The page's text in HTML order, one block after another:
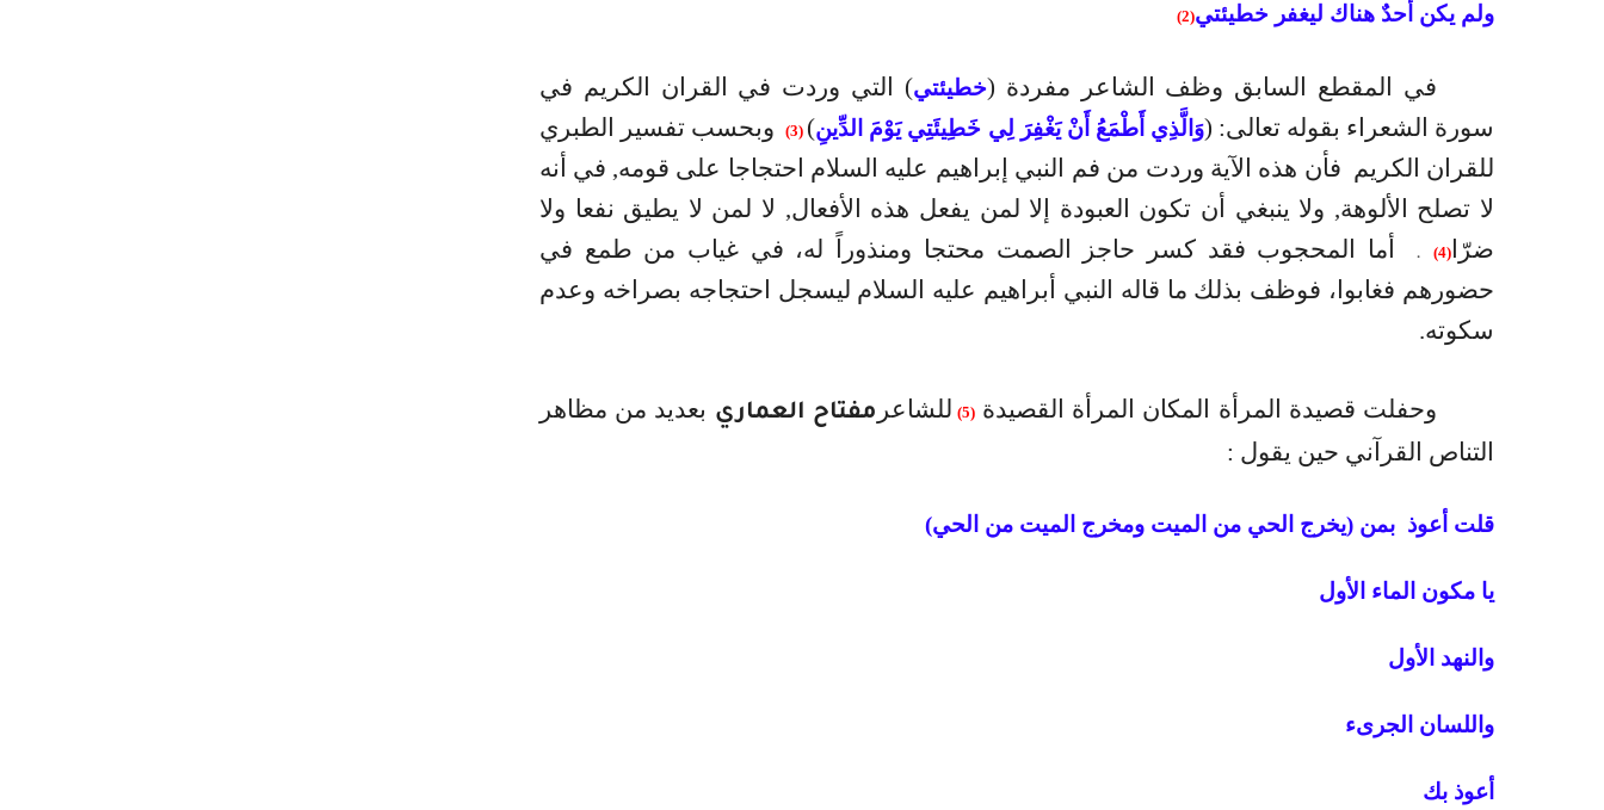
ولم يكن أحدٌ هناك ليغفر خطيئتي(2)
في المقطع السابق وظف الشاعر مفردة (خطيئتي) التي وردت في القران الكريم في
سورة الشعراء بقوله تعالى: (وَالَّذِي أَطْمَعُ أَنْ يَغْفِرَ لِي خَطِيئَتِي يَوْمَ الدِّينِ)
(3)
وبحسب تفسير الطبري
للقران الكريم فأن هذه الآية وردت من فم النبي إبراهيم عليه السلام احتجاجا على قومه, في أنه
لا تصلح الألوهة, ولا ينبغي أن تكون العبودة إلا لمن يفعل هذه الأفعال, لا لمن لا يطيق نفعا ولا
ضرّا
(4)
.
أما المحجوب فقد كسر حاجز الصمت محتجا ومنذوراً له، في غياب من طمع في
حضورهم فغابوا، فوظف بذلك ما قاله النبي أبراهيم عليه السلام ليسجل احتجاجه بصراخه وعدم
سكوته.
وحفلت قصيدة المرأة المكان المرأة القصيدة(5) للشاعر مفتاح العماري بعديد من مظاهر
التناص القرآني حين يقول :
قلت أعوذ بمن (يخرج الحي من الميت ومخرج الميت من الحي)
يا مكون الماء الأول
والنهد الأول
واللسان الجرىء
أعوذ بك